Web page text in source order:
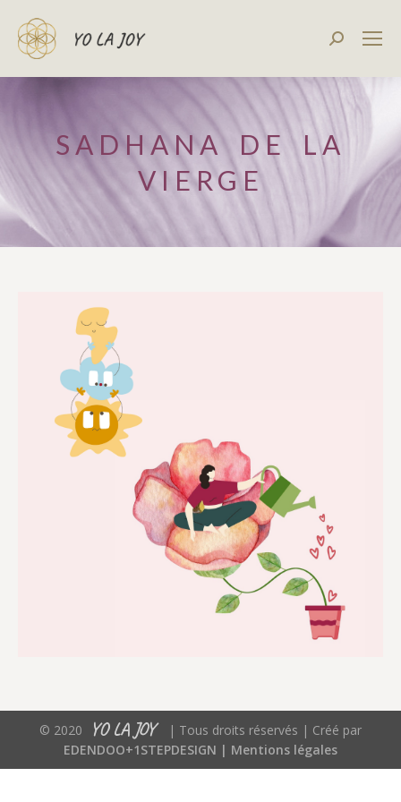
SADHANA DE LA
VIERGE
© 2020 YO LA JOY
| Tous droits réservés | Créé par
EDENDOO+1STEPDESIGN | Mentions légales